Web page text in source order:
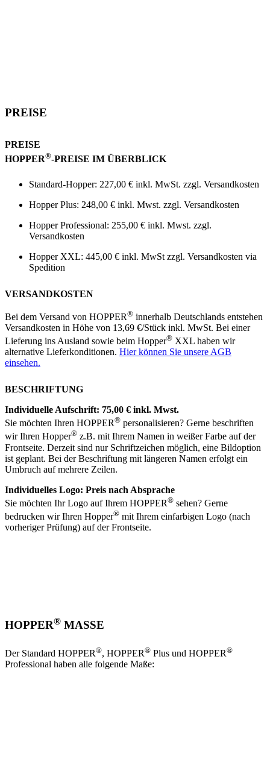
PREISE
PREISE
HOPPER®-PREISE IM ÜBERBLICK
Standard-Hopper: 227,00 € inkl. MwSt. zzgl. Versandkosten
Hopper Plus: 248,00 € inkl. Mwst. zzgl. Versandkosten
Hopper Professional: 255,00 € inkl. Mwst. zzgl.
Versandkosten
Hopper XXL: 445,00 € inkl. MwSt zzgl. Versandkosten via
Spedition
VERSANDKOSTEN
Bei dem Versand von HOPPER® innerhalb Deutschlands entstehen
Versandkosten in Höhe von 13,69 €/Stück inkl. MwSt. Bei einer
Lieferung ins Ausland sowie beim Hopper® XXL haben wir
alternative Lieferkonditionen. Hier können Sie unsere AGB
einsehen.
BESCHRIFTUNG
Individuelle Aufschrift: 75,00 € inkl. Mwst.
Sie möchten Ihren HOPPER® personalisieren? Gerne beschriften
wir Ihren Hopper® z.B. mit Ihrem Namen in weißer Farbe auf der
Frontseite. Derzeit sind nur Schriftzeichen möglich, eine Bildoption
ist geplant. Bei der Beschriftung mit längeren Namen erfolgt ein
Umbruch auf mehrere Zeilen.
Individuelles Logo: Preis nach Absprache
Sie möchten Ihr Logo auf Ihrem HOPPER® sehen? Gerne
bedrucken wir Ihren Hopper® mit Ihrem einfarbigen Logo (nach
vorheriger Prüfung) auf der Frontseite.
HOPPER® MASSE
Der Standard HOPPER®, HOPPER® Plus und HOPPER®
Professional haben alle folgende Maße: